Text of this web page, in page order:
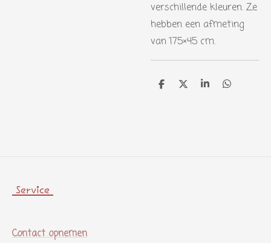
verschillende kleuren. Ze
hebben een afmeting
van 175×45 cm.
D D S D
Service
Contact opnemen